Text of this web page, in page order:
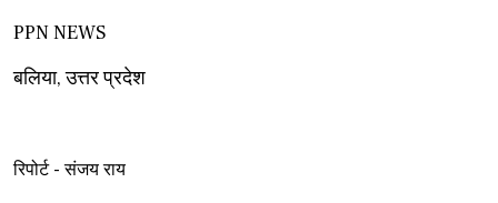
PPN NEWS
बलिया, उत्तर प्रदेश
रिपोर्ट - संजय राय